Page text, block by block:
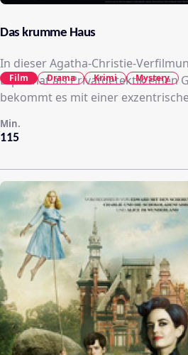
Das krumme Haus
In dieser Agatha-Christie-
Diplomat als Privatdetektik einen
bekommt es mit einer
115
Min.
Film Drama Krimi Mystery